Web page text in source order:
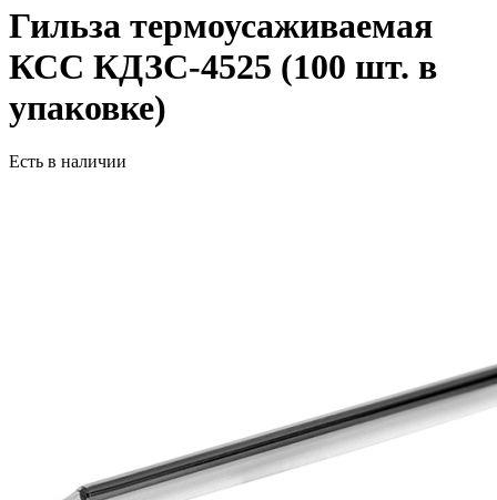
Гильза термоусаживаемая
КСС КДЗС-4525 (100 шт. в
упаковке)
Есть в наличии